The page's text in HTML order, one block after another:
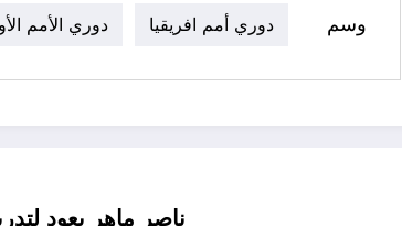
وسم دوري أمم افريقيا دوري الأمم
ناصر ماهر يعود